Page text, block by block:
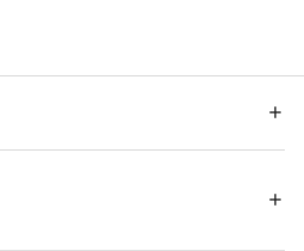
◎な多機能素材を使用。
ストのシェイプを極端に意識した
裏地: ポリエステル100％